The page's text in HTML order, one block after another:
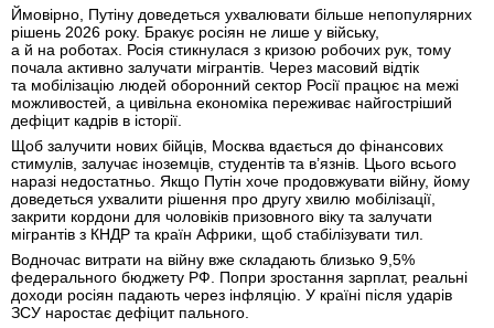
Ймовірно, Путіну доведеться ухвалювати більше непопулярних
рішень 2026 року. Бракує росіян не лише у війську,
а й на роботах. Росія стикнулася з кризою робочих рук, тому
почала активно залучати мігрантів. Через масовий відтік
та мобілізацію людей оборонний сектор Росії працює на межі
можливостей, а цивільна економіка переживає найгостріший
дефіцит кадрів в історії.
Щоб залучити нових бійців, Москва вдається до фінансових
стимулів, залучає іноземців, студентів та в’язнів. Цього всього
наразі недостатньо. Якщо Путін хоче продовжувати війну, йому
доведеться ухвалити рішення про другу хвилю мобілізації,
закрити кордони для чоловіків призовного віку та залучати
мігрантів з КНДР та країн Африки, щоб стабілізувати тил.
Водночас витрати на війну вже складають близько 9,5%
федерального бюджету РФ. Попри зростання зарплат, реальні
доходи росіян падають через інфляцію. У країні після ударів
ЗСУ наростає дефіцит пального.